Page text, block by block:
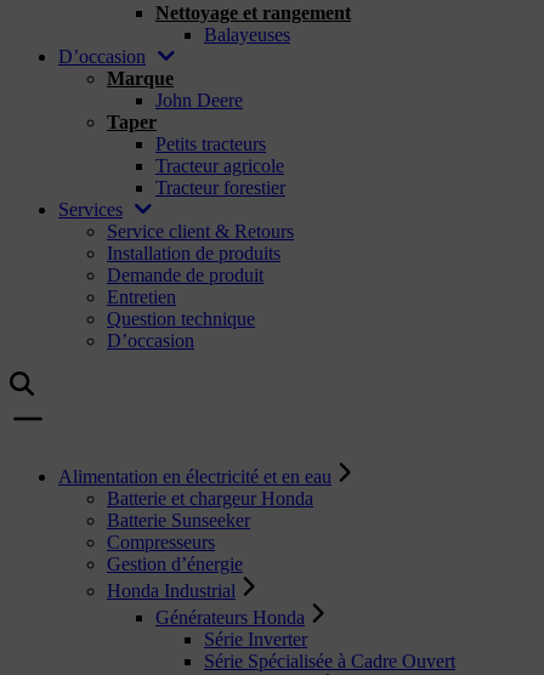
Nettoyage et rangement
Balayeuses
D’occasion
Marque
John Deere
Taper
Petits tracteurs
Tracteur agricole
Tracteur forestier
Services
Service client & Retours
Installation de produits
Demande de produit
Entretien
Question technique
D’occasion
Alimentation en électricité et en eau
Batterie et chargeur Honda
Batterie Sunseeker
Compresseurs
Gestion d’énergie
Honda Industrial
Générateurs Honda
Série Inverter
Série Spécialisée à Cadre Ouvert